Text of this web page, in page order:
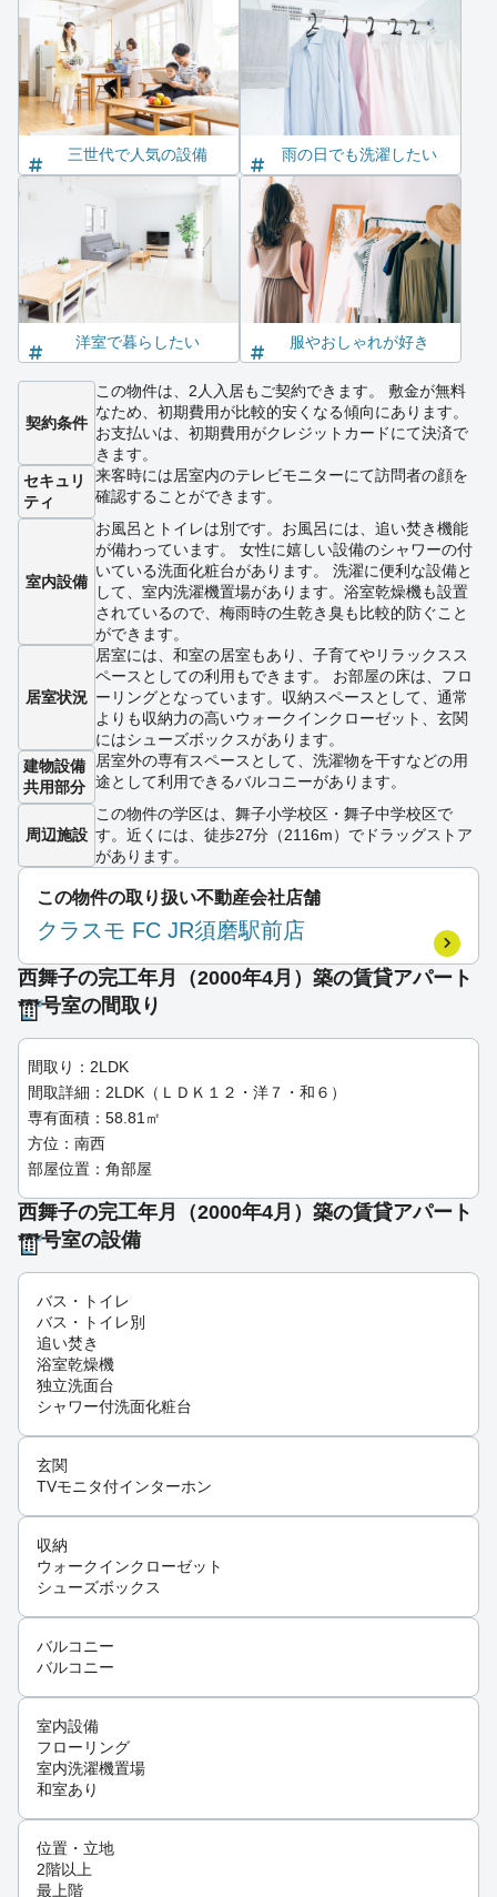
三世代で人気の設備 雨の日でも洗濯したい
洋室で暮らしたい 服やおしゃれが好き
契約条件
この物件は、2人入居もご契約できます。 敷金が無料
なため、初期費用が比較的安くなる傾向にあります。
お支払いは、初期費用がクレジットカードにて決済で
きます。
セキュリ
ティ
来客時には居室内のテレビモニターにて訪問者の顔を
確認することができます。
室内設備
お風呂とトイレは別です。お風呂には、追い焚き機能
が備わっています。 女性に嬉しい設備のシャワーの付
いている洗面化粧台があります。 洗濯に便利な設備と
して、室内洗濯機置場があります。浴室乾燥機も設置
されているので、梅雨時の生乾き臭も比較的防ぐこと
ができます。
居室状況
居室には、和室の居室もあり、子育てやリラックスス
ペースとしての利用もできます。 お部屋の床は、フロ
ーリングとなっています。収納スペースとして、通常
よりも収納力の高いウォークインクローゼット、玄関
にはシューズボックスがあります。
建物設備
共用部分
居室外の専有スペースとして、洗濯物を干すなどの用
途として利用できるバルコニーがあります。
周辺施設
この物件の学区は、舞子小学校区・舞子中学校区で
す。近くには、徒歩27分（2116m）でドラッグストア
があります。
この物件の取り扱い不動産会社店舗
クラスモ FC JR須磨駅前店
西舞子の完工年月（2000年4月）築の賃貸アパート
***号室の間取り
間取り：2LDK
間取詳細：2LDK（ＬＤＫ１２・洋７・和６）
専有面積：58.81㎡
方位：南西
部屋位置：角部屋
西舞子の完工年月（2000年4月）築の賃貸アパート
***号室の設備
バス・トイレ
バス・トイレ別
追い焚き
浴室乾燥機
独立洗面台
シャワー付洗面化粧台
玄関
TVモニタ付インターホン
収納
ウォークインクローゼット
シューズボックス
バルコニー
バルコニー
室内設備
フローリング
室内洗濯機置場
和室あり
位置・立地
2階以上
最上階